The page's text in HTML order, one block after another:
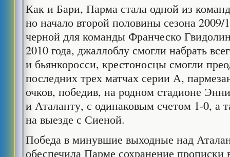
Как и Бари, Парма стала одной из
но начало второй половины сезона 2009/
черной для команды Франческо
2010 года, джаллоблу смогли набрать
и бьянкоросси, крестоносцы смогли
последних трех матчах серии А,
очков, победив, на родном стадионе
и Аталанту, с одинаковым счетом 1-0, а
на выезде с Сиеной.
Победа в минувшие выходные над
обеспечила Парме сохранение